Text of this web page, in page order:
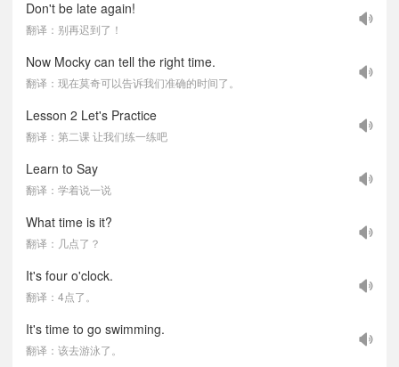
Don't be late again!
翻译：别再迟到了！
Now Mocky can tell the right time.
翻译：现在莫奇可以告诉我们准确的时间了。
Lesson 2 Let's Practice
翻译：第二课 让我们练一练吧
Learn to Say
翻译：学着说一说
What time is it?
翻译：几点了？
It's four o'clock.
翻译：4点了。
It's time to go swimming.
翻译：该去游泳了。